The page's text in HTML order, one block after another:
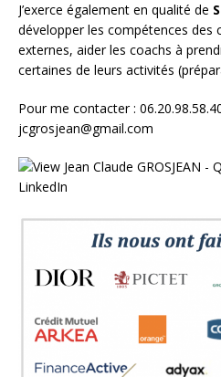
J’exerce également en qualité de
développer les compétences des
externes, aider les coachs à
certaines de leurs activités
Pour me contacter :
jcgrosjean@gmail.com